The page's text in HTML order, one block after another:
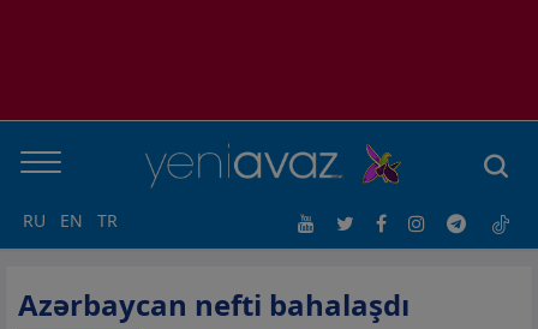
RU EN TR
Azərbaycan nefti bahalaşdı